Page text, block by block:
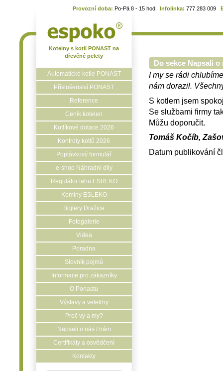
Provozní doba: Po-Pá 8 - 15 hod Infolinka: 777 283 009
Kotelny s kotli PONAST na
dřevěné pelety
Automatické kotle PONAST
Příslušenství PONAST
Reference
Ceník kotelen
Kotlíkové dotace 2026
Kontroly kotlů 2026
Poptávkový formulář
e-shop Náhradní díly
Regulátor tahu ESREKO
Komíny ESLEKO
Bojlery Dražice
Fotogalerie
Videa
Poradna
Slovník pojmů
Informace pro zákazníky
O Ponastu
Výstavy a veletrhy
Proč vy a my?
Napsali o nás / nám
Certifikáty a osvědčení
Kontakty
Do sekce Napsali
I my se rádi
nám dorazil.
S kotlem jsem
Se službami firmy
Můžu doporučit.
Tomáš Kočíb,
Datum publikování